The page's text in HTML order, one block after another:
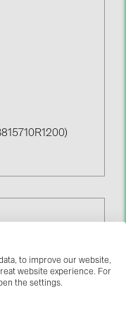
to improve our website,
website experience. For
the settings.